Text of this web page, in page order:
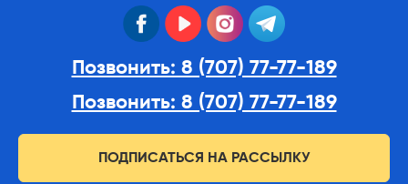
facebook youtube instagram
Позвонить: 8 (707) 77-77-189
Позвонить: 8 (707) 77-77-189
ПОДПИСАТЬСЯ НА РАССЫЛКУ